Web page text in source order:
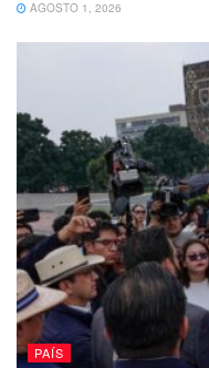
AGOSTO 1, 2026
PAÍS